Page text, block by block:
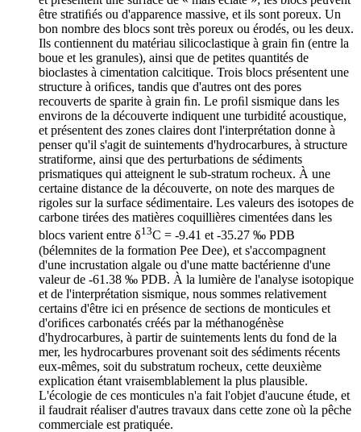
être stratiﬁés ou d'apparence massive, et ils sont poreux. Un
bon nombre des blocs sont très poreux ou érodés, ou les deux.
Ils contiennent du matériau silicoclastique à grain ﬁn (entre la
boue et les granules), ainsi que de petites quantités de
bioclastes à cimentation calcitique. Trois blocs présentent une
structure à oriﬁces, tandis que d'autres ont des pores
recouverts de sparite à grain ﬁn. Le proﬁl sismique dans les
environs de la découverte indiquent une turbidité acoustique,
et présentent des zones claires dont l'interprétation donne à
penser qu'il s'agit de suintements d'hydrocarbures, à structure
stratiforme, ainsi que des perturbations de sédiments
prismatiques qui atteignent le sub-stratum rocheux. À une
certaine distance de la découverte, on note des marques de
rigoles sur la surface sédimentaire. Les valeurs des isotopes de
carbone tirées des matières coquillières cimentées dans les
blocs varient entre δ13C = -9.41 et -35.27 ‰ PDB
(bélemnites de la formation Pee Dee), et s'accompagnent
d'une incrustation algale ou d'une matte bactérienne d'une
valeur de -61.38 ‰ PDB. À la lumière de l'analyse isotopique
et de l'interprétation sismique, nous sommes relativement
certains d'être ici en présence de sections de monticules et
d'oriﬁces carbonatés créés par la méthanogénèse
d'hydrocarbures, à partir de suintements lents du fond de la
mer, les hydrocarbures provenant soit des sédiments récents
eux-mêmes, soit du substratum rocheux, cette deuxième
explication étant vraisemblablement la plus plausible.
L'écologie de ces monticules n'a fait l'objet d'aucune étude, et
il faudrait réaliser d'autres travaux dans cette zone où la pêche
commerciale est pratiquée.